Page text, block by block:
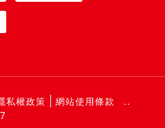
私權政策 網站使用條款
..